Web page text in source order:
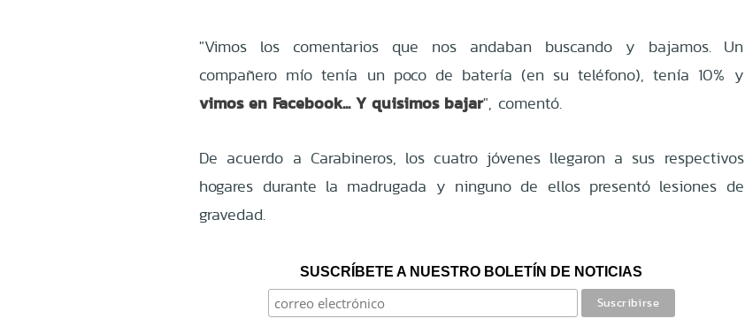
"Vimos los comentarios que nos andaban buscando y bajamos. Un
compañero mío tenía un poco de batería (en su teléfono), tenía 10% y
vimos en Facebook... Y quisimos bajar", comentó.
De acuerdo a Carabineros, los cuatro jóvenes llegaron a sus respectivos
hogares durante la madrugada y ninguno de ellos presentó lesiones de
gravedad.
SUSCRÍBETE A NUESTRO BOLETÍN DE NOTICIAS